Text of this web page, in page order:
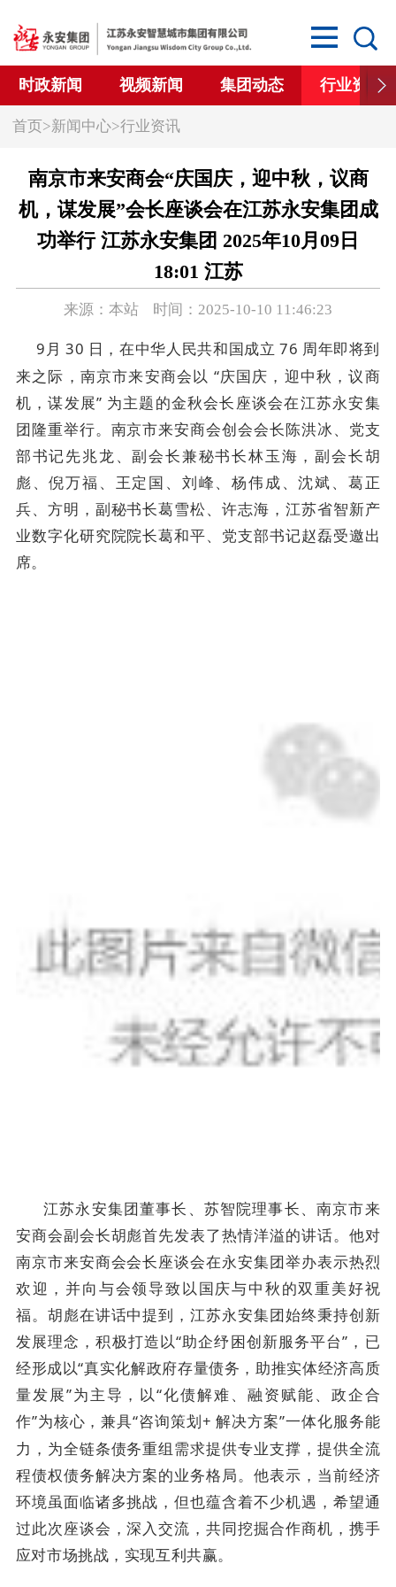
时政新闻 视频新闻 集团动态 行业资讯
首页>新闻中心>行业资讯
南京市来安商会“庆国庆，迎中秋，议商
机，谋发展”会长座谈会在江苏永安集团成
功举行 江苏永安集团 2025年10月09日
18:01 江苏
来源：本站 时间：2025-10-10 11:46:23
9 月30 日，在中华人民共和国成立76 周年即将到
来之际，南京市来安商会以 “庆国庆，迎中秋，议商
机，谋发展” 为主题的金秋会长座谈会在江苏永安集
团隆重举行。南京市来安商会创会会长陈洪冰、党支
部书记先兆龙 、副会长兼秘书长林玉海，副会长胡
彪、倪万福、王定国、刘峰、杨伟成、沈斌、葛正
兵、方明，副秘书长葛雪松、许志海，江苏省智新产
业数字化研究院院长葛和平、党支部书记赵磊受邀出
席。
江苏永安集团董事长、苏智院理事长、南京市来
安商会副会长胡彪首先发表了热情洋溢的讲话。他对
南京市来安商会会长座谈会在永安集团举办表示热烈
欢迎，并向与会领导致以国庆与中秋的双重美好祝
福。胡彪在讲话中提到，江苏永安集团始终秉持创新
发展理念，积极打造以“助企纾困创新服务平台”，已
经形成以“真实化解政府存量债务，助推实体经济高质
量发展”为主导，以“化债解难、融资赋能、政企合
作”为核心，兼具“咨询策划+解决方案”一体化服务能
力，为全链条债务重组需求提供专业支撑，提供全流
程债权债务解决方案的业务格局。他表示，当前经济
环境虽面临诸多挑战，但也蕴含着不少机遇，希望通
过此次座谈会，深入交流，共同挖掘合作商机，携手
应对市场挑战，实现互利共赢。